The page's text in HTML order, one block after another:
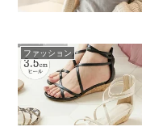
ファッション